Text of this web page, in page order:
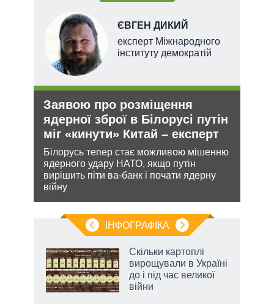
ЄВГЕН ДИКИЙ
експерт Міжнародного
інституту демократій
Заявою про розміщення
ядерної зброї в Білорусі путін
міг «кинути» Китай – експерт
Білорусь тепер стає можливою мішенню
ядерного удару НАТО, якщо путін
вирішить піти ва-банк і почати ядерну
війну
ІНФОГРАФІКА
Скільки картоплі
вирощували в Україні
до і під час великої
війни